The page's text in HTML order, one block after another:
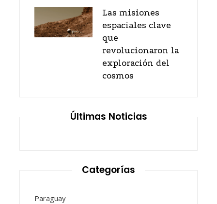
Las misiones
espaciales clave
que
revolucionaron la
exploración del
cosmos
Últimas Noticias
Categorías
Paraguay